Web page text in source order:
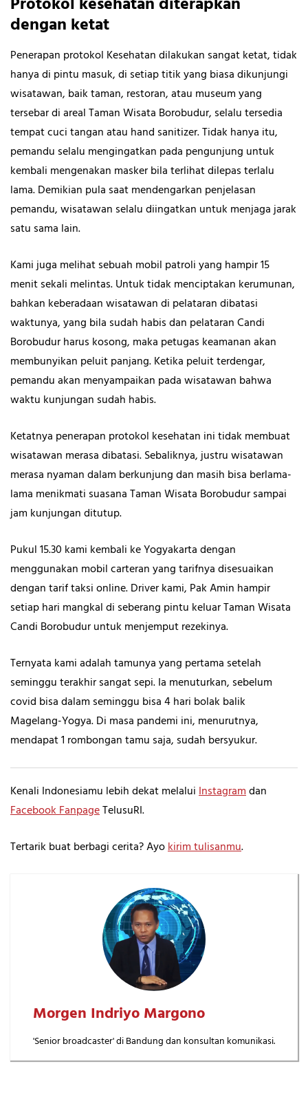
dengan ketat
Penerapan protokol Kesehatan dilakukan sangat ketat, tidak
hanya di pintu masuk, di setiap titik yang biasa dikunjungi
wisatawan, baik taman, restoran, atau museum yang
tersebar di areal Taman Wisata Borobudur, selalu tersedia
tempat cuci tangan atau hand sanitizer. Tidak hanya itu,
pemandu selalu mengingatkan pada pengunjung untuk
kembali mengenakan masker bila terlihat dilepas terlalu
lama. Demikian pula saat mendengarkan penjelasan
pemandu, wisatawan selalu diingatkan untuk menjaga jarak
satu sama lain.
Kami juga melihat sebuah mobil patroli yang hampir 15
menit sekali melintas. Untuk tidak menciptakan kerumunan,
bahkan keberadaan wisatawan di pelataran dibatasi
waktunya, yang bila sudah habis dan pelataran Candi
Borobudur harus kosong, maka petugas keamanan akan
membunyikan peluit panjang. Ketika peluit terdengar,
pemandu akan menyampaikan pada wisatawan bahwa
waktu kunjungan sudah habis.
Ketatnya penerapan protokol kesehatan ini tidak membuat
wisatawan merasa dibatasi. Sebaliknya, justru wisatawan
merasa nyaman dalam berkunjung dan masih bisa berlama-
lama menikmati suasana Taman Wisata Borobudur sampai
jam kunjungan ditutup.
Pukul 15.30 kami kembali ke Yogyakarta dengan
menggunakan mobil carteran yang tarifnya disesuaikan
dengan tarif taksi online. Driver kami, Pak Amin hampir
setiap hari mangkal di seberang pintu keluar Taman Wisata
Candi Borobudur untuk menjemput rezekinya.
Ternyata kami adalah tamunya yang pertama setelah
seminggu terakhir sangat sepi. Ia menuturkan, sebelum
covid bisa dalam seminggu bisa 4 hari bolak balik
Magelang-Yogya. Di masa pandemi ini, menurutnya,
mendapat 1 rombongan tamu saja, sudah bersyukur.
Kenali Indonesiamu lebih dekat melaluiInstagramdan
Facebook FanpageTelusuRI.
Tertarik buat berbagi cerita? Ayokirim tulisanmu.
Morgen Indriyo Margono
'Senior broadcaster' di Bandung dan konsultan komunikasi.